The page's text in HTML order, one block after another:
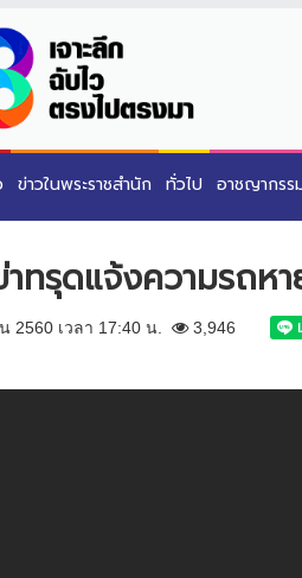
ข่าวในพระราชสำนัก ทั่วไป อาชญากรร
าทรุดแจ้งความรถห
2560 เวลา 17:40 น. 3,946